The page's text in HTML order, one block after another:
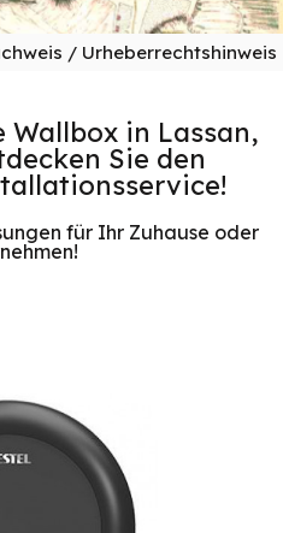
/ Urheberrechtshinweis
Wallbox in Lassan,
Sie den
für Ihr Zuhause oder